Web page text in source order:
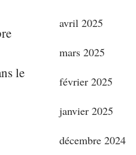
le
avril 2025
mars 2025
février 2025
janvier 2025
décembre 2024